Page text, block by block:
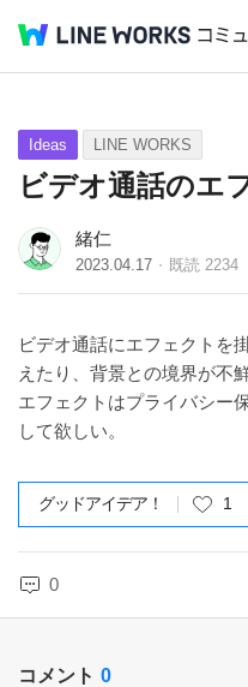
Q&A Tips
Ideas LINE WORKS
ビデオ通話のエ
緒仁
2023.04.17 既読 2234
ビデオ通話にエフェクトを
えたり、背景との境界が不
エフェクトはプライバシー
して欲しい。
グッドアイデア！ 1
0
コメント 0